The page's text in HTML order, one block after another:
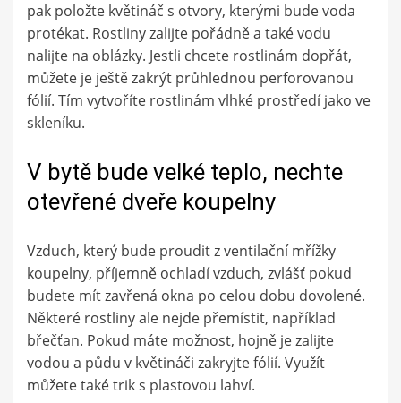
pak položte květináč s otvory, kterými bude voda
protékat. Rostliny zalijte pořádně a také vodu
nalijte na oblázky. Jestli chcete rostlinám dopřát,
můžete je ještě zakrýt průhlednou perforovanou
fólií. Tím vytvoříte rostlinám vlhké prostředí jako ve
skleníku.
V bytě bude velké teplo, nechte
otevřené dveře koupelny
Vzduch, který bude proudit z ventilační mřížky
koupelny, příjemně ochladí vzduch, zvlášť pokud
budete mít zavřená okna po celou dobu dovolené.
Některé rostliny ale nejde přemístit, například
břečťan. Pokud máte možnost, hojně je zalijte
vodou a půdu v květináči zakryjte fólií. Využít
můžete také trik s plastovou lahví.